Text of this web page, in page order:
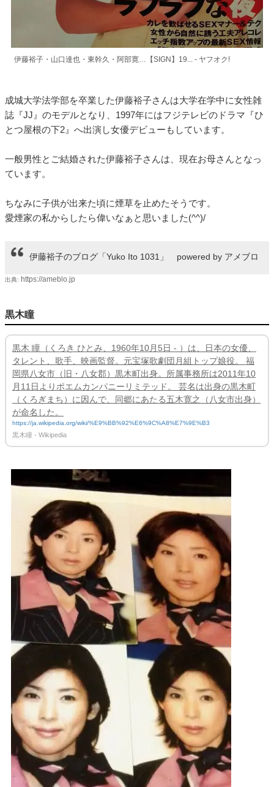
伊藤裕子・山口達也・東幹久・阿部寛…【SIGN】19... - ヤフオク!
成城大学法学部を卒業した伊藤裕子さんは大学在学中に女性雑
誌『JJ』のモデルとなり、1997年にはフジテレビのドラマ『ひ
とつ屋根の下2』へ出演し女優デビューもしています。
一般男性とご結婚された伊藤裕子さんは、現在お母さんとなっ
ています。
ちなみに子供が出来た頃に煙草を止めたそうです。
愛煙家の私からしたら偉いなぁと思いました(^^)/
伊藤裕子のブログ「Yuko Ito 1031」 powered by アメブロ
出典: https://ameblo.jp
黒木瞳
黒木 瞳（くろき ひとみ、1960年10月5日 - ）は、日本の女優、
タレント、歌手、映画監督。元宝塚歌劇団月組トップ娘役。 福
岡県八女市（旧・八女郡）黒木町出身。所属事務所は2011年10
月11日よりポエムカンパニーリミテッド。 芸名は出身の黒木町
（くろぎまち）に因んで、同郷にあたる五木寛之（八女市出身）
が命名した。
https://ja.wikipedia.org/wiki/%E9%BB%92%E6%9C%A8%E7%9E%B3
黒木瞳 - Wikipedia